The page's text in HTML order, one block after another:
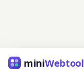
miniWebtool